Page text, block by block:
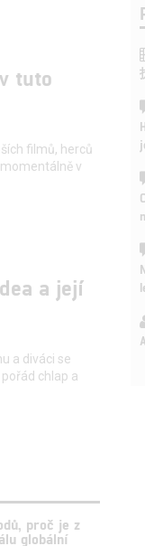
tuto
filmů, herců
v
a její
a diváci se
chlap a
proč je z
globální